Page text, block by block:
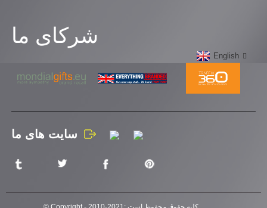
شرکای ما
English
سایت های ما